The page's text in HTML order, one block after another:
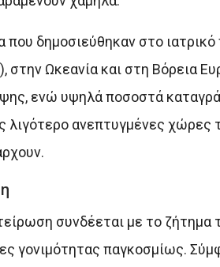
δημοσιεύθηκαν στο
στην Ωκεανία και στη Βόρεια
ενώ υψηλά ποσοστά
λιγότερο ανεπτυγμένες χώρες
συνδέεται με το
γονιμότητας παγκοσμίως.